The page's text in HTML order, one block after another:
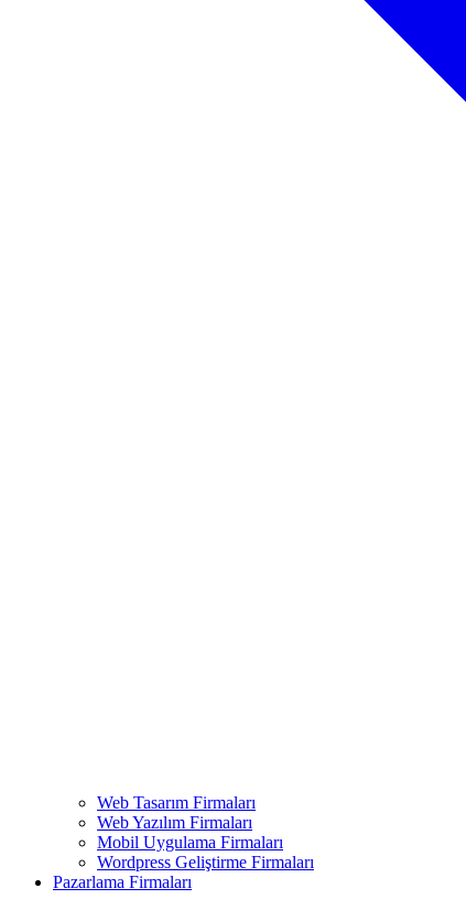
Web Tasarım Firmaları
Web Yazılım Firmaları
Mobil Uygulama Firmaları
Wordpress Geliştirme Firmaları
Pazarlama Firmaları